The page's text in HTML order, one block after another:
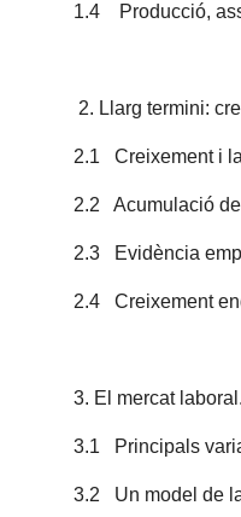
1.4 Producció,
2. Llarg termini:
2.1 Creixement i
2.2 Acumulació
2.3 Evidència
2.4 Creixement
3. El mercat laboral.
3.1 Principals
3.2 Un model de